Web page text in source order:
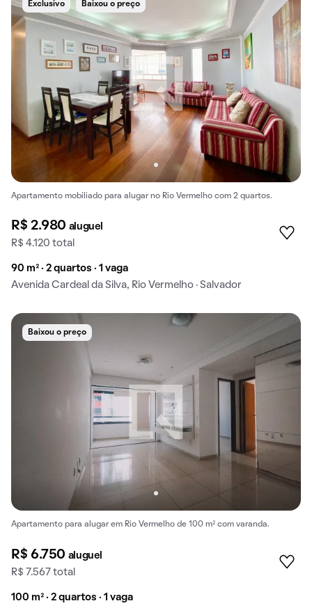
Exclusivo Baixou o preço
Apartamento mobiliado para alugar no Rio Vermelho com 2 quartos.
R$ 2.980 aluguel
R$ 4.120 total
90 m² · 2 quartos · 1 vaga
Avenida Cardeal da Silva, Rio Vermelho · Salvador
Baixou o preço
Apartamento para alugar em Rio Vermelho de 100 m² com varanda.
R$ 6.750 aluguel
R$ 7.567 total
100 m² · 2 quartos · 1 vaga